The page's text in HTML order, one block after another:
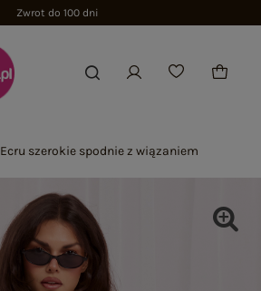
Zwrot do 100 dni
Ecru szerokie spodnie z wiązaniem